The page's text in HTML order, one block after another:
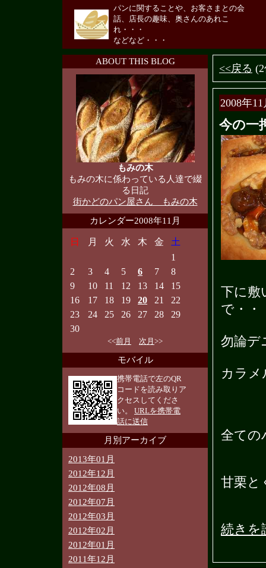
パンに関することや、お客さまとの会
話、店長の趣味、奥さんのあれこ
れ・・・
などなど・・・
ABOUT THIS BLOG
もみの木
もみの木に係わっている人達で綴
る日記
街かどのパン屋さん もみの木
カレンダー2008年11月
日 月 火 水 木 金
土
1
2
3 4 5 6 7
8
9
10 11 12 13 14
15
16
17 18 19 20 21
22
23
24 25 26 27 28
29
30
<<前月 次月 >>
モバイル
携帯電話で左のQR
コードを読み取りア
クセスしてくださ
い。 URLを携帯電
話に送信
月別アーカイブ
2013年01月
2012年12月
2012年08月
2012年07月
2012年03月
2012年02月
2012年01月
2011年12月
<<戻る
2008年
今の一
下に敷
で・・
勿論デ
カラメ
全ての
甘栗と
続きを